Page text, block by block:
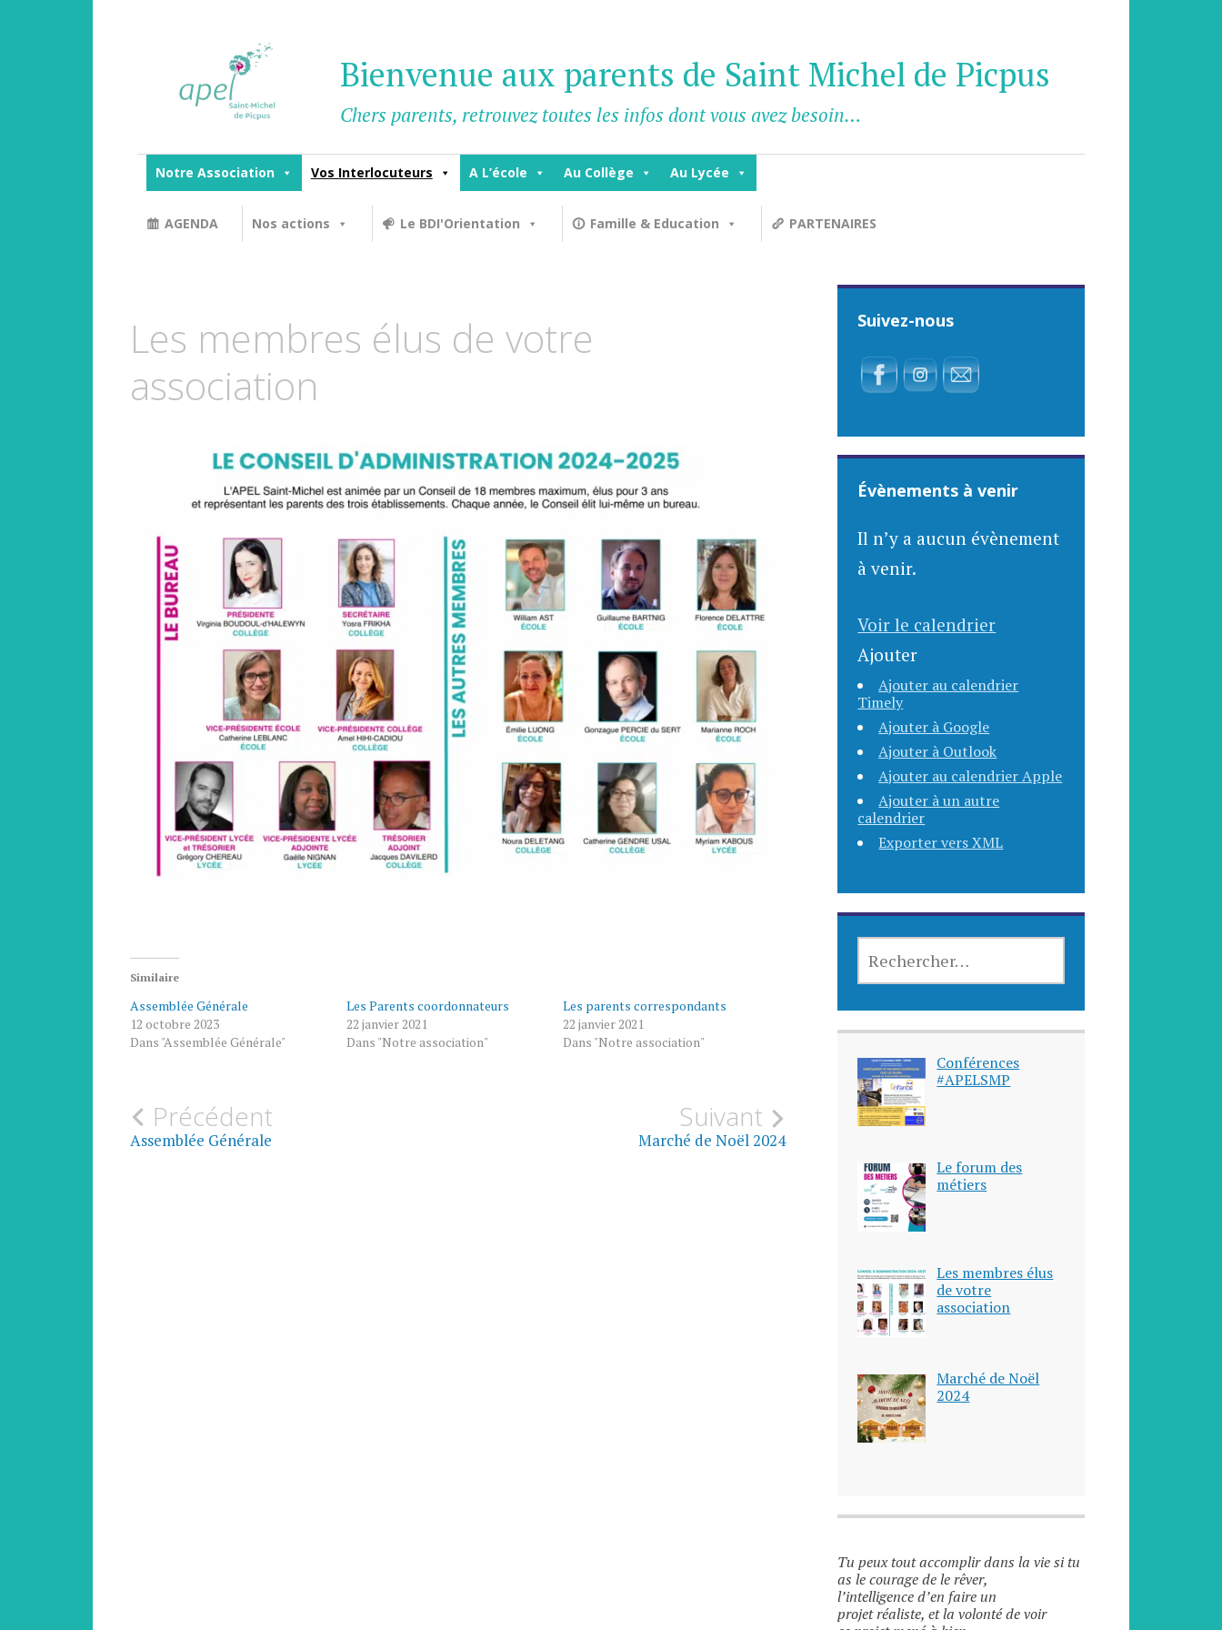
Bienvenue aux parents de Saint Michel de Picpus
Chers parents, retrouvez toutes les infos dont vous avez besoin…
Notre Association Vos Interlocuteurs A L’école Au Collège Au Lycée
AGENDA Nos actions Le BDI'Orientation Famille & Education PARTENAIRES
2023
Les membres élus de votre
association
Similaire
Assemblée Générale
12 octobre 2023
Dans "Assemblée Générale"
Les Parents coordonnateurs
22 janvier 2021
Dans "Notre association"
Les parents correspondants
22 janvier 2021
Dans "Notre association"
ASSEMBLÉE
GÉNÉRALE
MEMBRES
DU CAPrécédent
Assemblée Générale
Suivant
Marché de Noël 2024
Suivez-nous
Évènements à venir
Il n’y a aucun évènement
à venir.
Voir le calendrier
Ajouter
Ajouter au calendrier
Timely
Ajouter à Google
Ajouter à Outlook
Ajouter au calendrier Apple
Ajouter à un autre
calendrier
Exporter vers XML
Conférences
#APELSMP
Le forum des
métiers
Les membres élus
de votre
association
Marché de Noël
2024
Tu peux tout accomplir dans la vie si tu
as le courage de le rêver,
l’intelligence d’en faire un
projet réaliste, et la volonté de voir